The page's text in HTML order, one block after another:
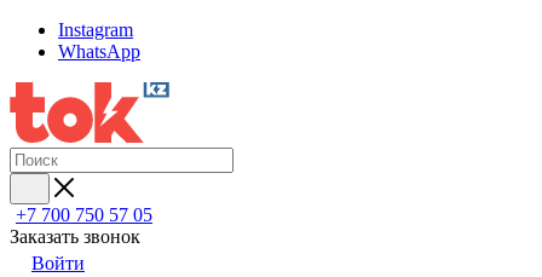
Instagram
WhatsApp
+7 700 750 57 05
Заказать звонок
Войти